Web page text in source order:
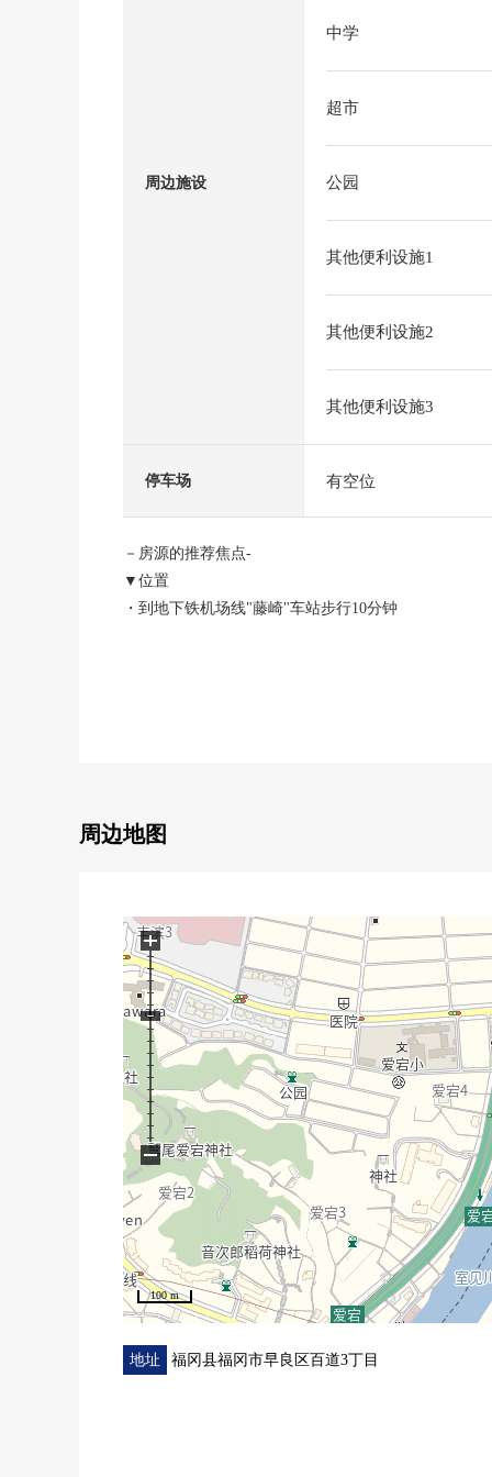
周边施设
中学
超市
公园
其他便利设施1
其他便利设施2
其他便利设施3
停车场 有空位
－房源的推荐焦点-
▼位置
・到地下铁机场线"藤崎"车站步行10分钟
・在浴室、洗脸室，便于换气的窗
房源的详细、需讨论是如有意向，请跟我们联系。
周边地图
100 m
+
−
地址 福冈县福冈市早良区百道3丁目